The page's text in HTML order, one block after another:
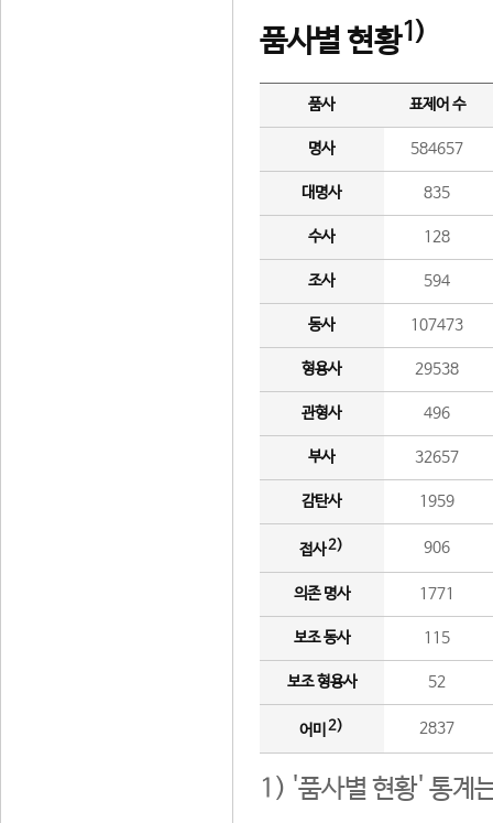
품사별 현황1)
품사 표제어 수
명사 584657
대명사 835
수사 128
조사 594
동사 107473
형용사 29538
관형사 496
부사 32657
감탄사 1959
접사2) 906
의존 명사 1771
보조 동사 115
보조 형용사 52
어미 2) 2837
1) '품사별 현황' 통계